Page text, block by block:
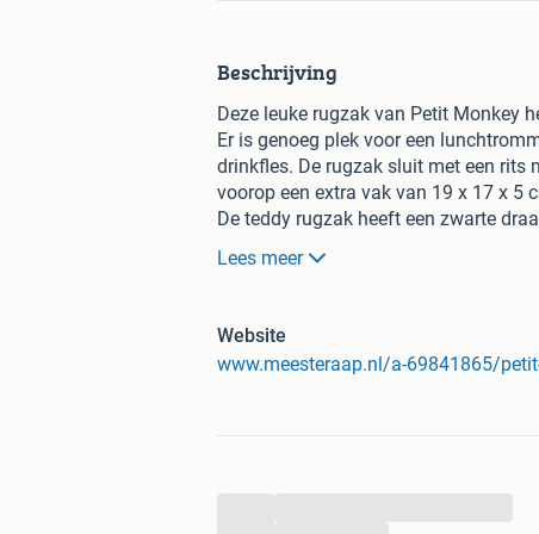
Beschrijving
Deze leuke rugzak van Petit Monkey
Er is genoeg plek voor een
drinkfles. De rugzak sluit met een rits
voorop een extra vak van 19 x 17 x 5
De teddy rugzak heeft een zwarte
teddy met leopardprint en deze zijn
De rugzak is gemaakt van 100%
Leeftijd: Voor kinderen tot 7 jaar
Lees meer
Website
www.meesteraap.nl/a-69841865/